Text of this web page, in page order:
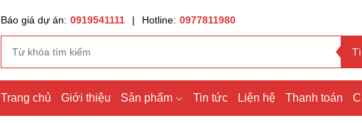
Báo giá dự án: 0919541111 | Hotline: 0977811980
Trang chủ Giới thiệu Sản phẩm Tin tức Liện hệ Thanh toán